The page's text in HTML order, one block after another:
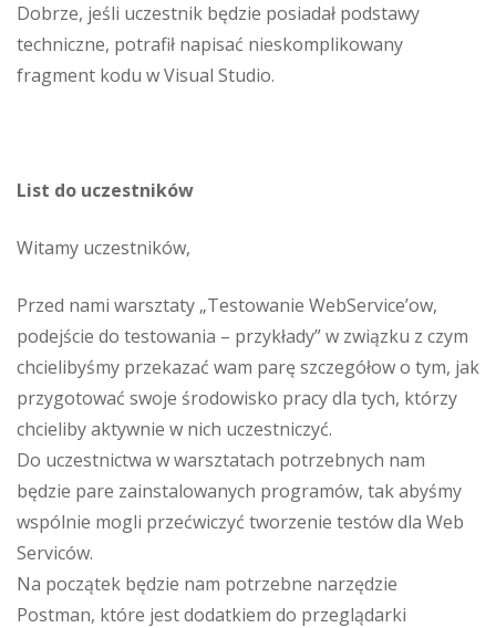
Dobrze, jeśli uczestnik będzie posiadał podstawy
techniczne, potrafił napisać nieskomplikowany
fragment kodu w Visual Studio.
List do uczestników
Witamy uczestników,
Przed nami warsztaty „Testowanie WebService’ow,
podejście do testowania – przykłady” w związku z czym
chcielibyśmy przekazać wam parę szczegółow o tym, jak
przygotować swoje środowisko pracy dla tych, którzy
chcieliby aktywnie w nich uczestniczyć.
Do uczestnictwa w warsztatach potrzebnych nam
będzie pare zainstalowanych programów, tak abyśmy
wspólnie mogli przećwiczyć tworzenie testów dla Web
Serviców.
Na początek będzie nam potrzebne narzędzie
Postman, które jest dodatkiem do przeglądarki